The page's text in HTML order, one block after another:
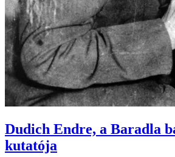
Dudich Endre, a Baradla
kutatója